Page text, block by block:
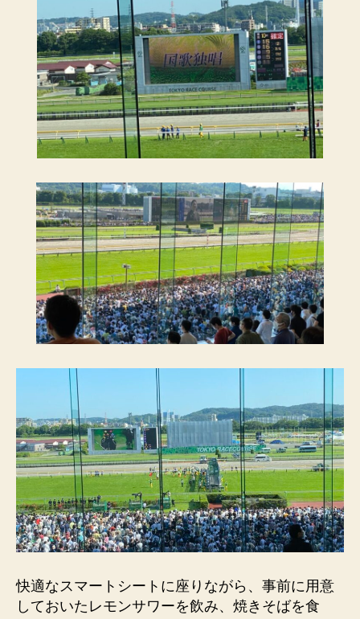
快適なスマートシートに座りながら、事前に用意
しておいたレモンサワーを飲み、焼きそばを食